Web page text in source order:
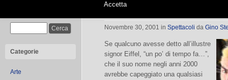
Categorie
Arte
Eiffel 65
Novembre 30, 2001 in Spettacoli da Gino
Se qualcuno avesse detto all’illustre
signor Eiffel, “un po’ di tempo fa…”,
che il suo nome negli anni 2000
avrebbe capeggiato una qualsiasi
Accetta